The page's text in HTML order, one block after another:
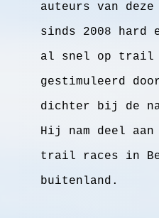
auteurs van
sinds 2008
al snel op trail
gestimuleerd
dichter bij de
Hij nam deel aan
trail races in
buitenland.